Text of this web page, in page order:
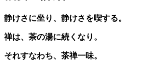
静けさに坐り、静けさを喫する。
禅は、茶の湯に続くなり。
それすなわち、茶禅一味。